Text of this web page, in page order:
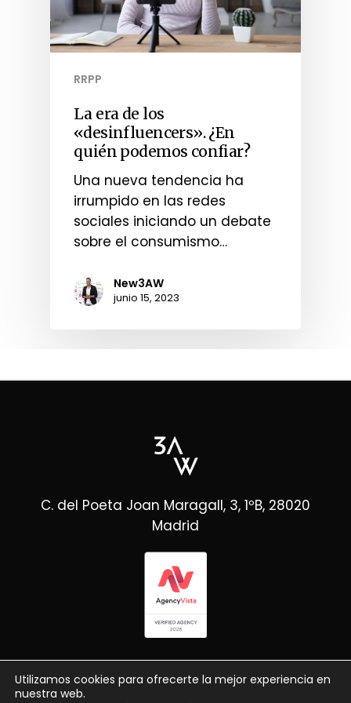
RRPP
La era de los
«desinfluencers». ¿En
quién podemos confiar?
Una nueva tendencia ha
irrumpido en las redes
sociales iniciando un debate
sobre el consumismo…
New3AW
junio 15, 2023
C. del Poeta Joan Maragall, 3, 1ºB, 28020
Madrid
Utilizamos cookies para ofrecerte la mejor experiencia en
nuestra web.